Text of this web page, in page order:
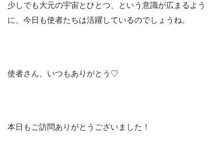
少しでも大元の宇宙とひとつ、という意識が広まるよう
に、今日も使者たちは活躍しているのでしょうね。
使者さん、いつもありがとう♡
本日もご訪問ありがとうございました！